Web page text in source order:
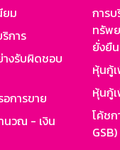
ยม
การ
างรับผิดชอบ
การขาย
นวณ - เงิน
การ
ทรัพ
ยั่งยืน
หุ้นกู้
หุ้นกู้
โค้ช
GSB)